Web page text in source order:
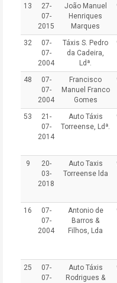
13
27-
07-
2015
João Manuel
Henriques
Marques
32
07-
07-
2004
Táxis S. Pedro
da Cadeira,
Ldª.
48
07-
07-
2004
Francisco
Manuel Franco
Gomes
53
21-
07-
2014
Auto Táxis
Torreense, Ldª.
9
20-
03-
2018
Auto Taxis
Torreense lda
16
07-
07-
2004
Antonio de
Barros &
Filhos, Lda
25
07-
07-
Auto Táxis
Rodrigues &